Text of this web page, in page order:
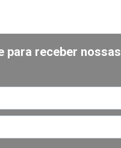
para receber nossas